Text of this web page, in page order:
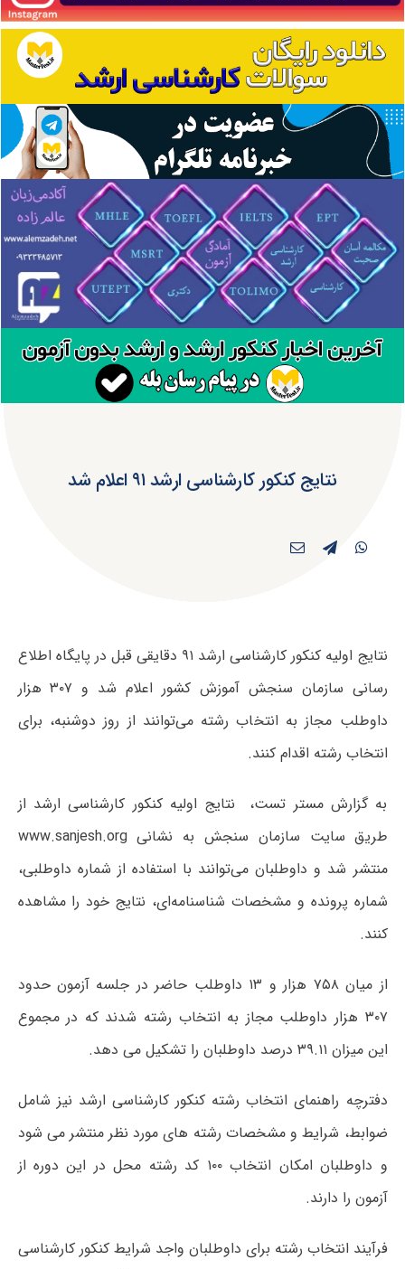
نتایج کنکور کارشناسی ارشد ۹۱ اعلام شد
نتایج اولیه کنکور کارشناسی ارشد ۹۱ دقایقی قبل در پایگاه اطلاع
رسانی سازمان سنجش آموزش کشور اعلام شد و ۳۰۷ هزار
داوطلب مجاز به انتخاب رشته می‌توانند از روز دوشنبه، برای
انتخاب رشته اقدام کنند.
به گزارش مستر تست، نتایج اولیه کنکور کارشناسی ارشد از
طریق سایت سازمان سنجش به نشانی www.sanjesh.org
منتشر شد و داوطلبان می‌توانند با استفاده از شماره داوطلبی،
شماره پرونده و مشخصات شناسنامه‌ای، نتایج خود را مشاهده
کنند.
از میان ۷۵۸ هزار و ۱۳ داوطلب حاضر در جلسه آزمون حدود
۳۰۷ هزار داوطلب مجاز به انتخاب رشته شدند که در مجموع
این میزان ۳۹.۱۱ درصد داوطلبان را تشکیل می دهد.
دفترچه راهنمای انتخاب رشته کنکور کارشناسی ارشد نیز شامل
ضوابط، شرایط و مشخصات رشته های مورد نظر منتشر می شود
و داوطلبان امکان انتخاب ۱۰۰ کد رشته محل در این دوره از
آزمون را دارند.
فرآیند انتخاب رشته برای داوطلبان واجد شرایط کنکور کارشناسی